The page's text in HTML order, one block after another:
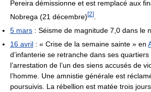
Pereira démissionne et est remplacé aux
Nobrega (21 décembre)[2]
5 mars : Séisme de magnitude 7,0 dans le
16 avril : « Crise de la semaine sainte » en
d’infanterie se retranche dans ses
l’arrestation de l’un des siens accusés de
l’homme. Une amnistie générale est
poursuivis. La rébellion est matée trois